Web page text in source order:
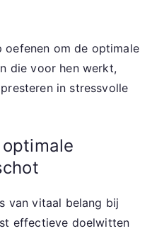
oefenen om de optimale
die voor hen werkt,
in stressvolle
van vitaal belang bij
effectieve doelwitten